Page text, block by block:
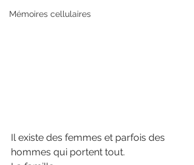
Mémoires cellulaires
Il existe des femmes et parfois des
hommes qui portent tout.